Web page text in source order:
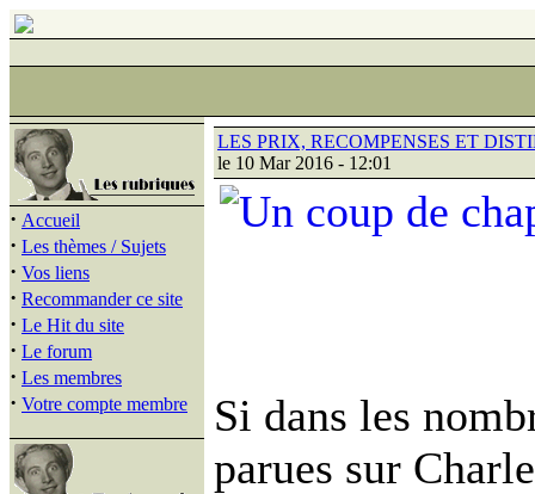
· Accueil
· Les thèmes / Sujets
· Vos liens
· Recommander ce site
· Le Hit du site
· Le forum
· Les membres
· Votre compte membre
LES PRIX, RECOMPENSES ET
le 10 Mar 2016 - 12:01
Si dans les
parues sur